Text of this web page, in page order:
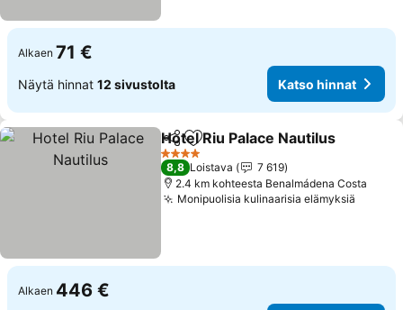
Alkaen 71 €
Näytä hinnat 12 sivustolta Katso hinnat
Jaa Lisää suosikkeihin
Hotel Riu Palace Nautilus
4 Tähtiluokitus
8,8 Loistava
7 619
2.4 km kohteesta Benalmádena Costa
Monipuolisia kulinaarisia elämyksiä
Alkaen 446 €